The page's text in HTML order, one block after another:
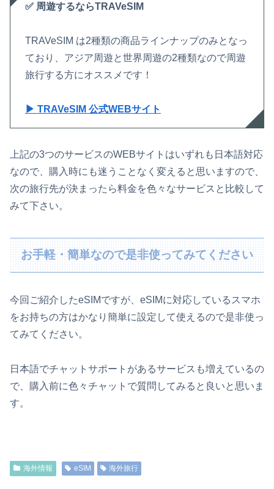
✅ 周遊するならTRAVeSIM
TRAVeSIM は2種類の商品ラインナップのみとなっ
ており、アジア周遊と世界周遊の2種類なので周遊
旅行する方にオススメです！
▶ TRAVeSIM 公式WEBサイト
上記の3つのサービスのWEBサイトはいずれも日本語対応
なので、購入時にも迷うことなく変えると思いますので、
次の旅行先が決まったら料金を色々なサービスと比較して
みて下さい。
お手軽・簡単なので是非使ってみてください
今回ご紹介したeSIMですが、eSIMに対応しているスマホ
をお持ちの方はかなり簡単に設定して使えるので是非使っ
てみてください。
日本語でチャットサポートがあるサービスも増えているの
で、購入前に色々チャットで質問してみると良いと思いま
す。
海外情報 eSIM 海外旅行